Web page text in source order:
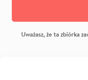
Uważasz, że ta zbiórka